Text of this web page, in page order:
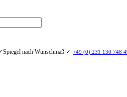
Spiegel nach Wunschmaß ✓ +49 (0) 231 130 748